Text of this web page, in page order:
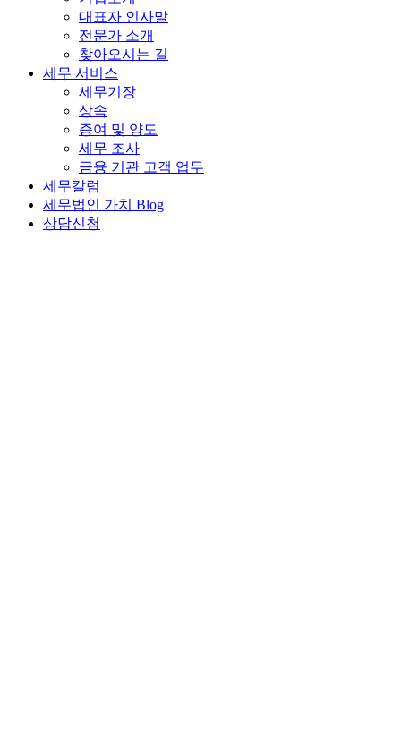
대표자 인사말
전문가 소개
찾아오시는 길
세무 서비스
세무기장
상속
증여 및 양도
세무 조사
금융 기관 고객 업무
세무칼럼
세무법인 가치 Blog
상담신청